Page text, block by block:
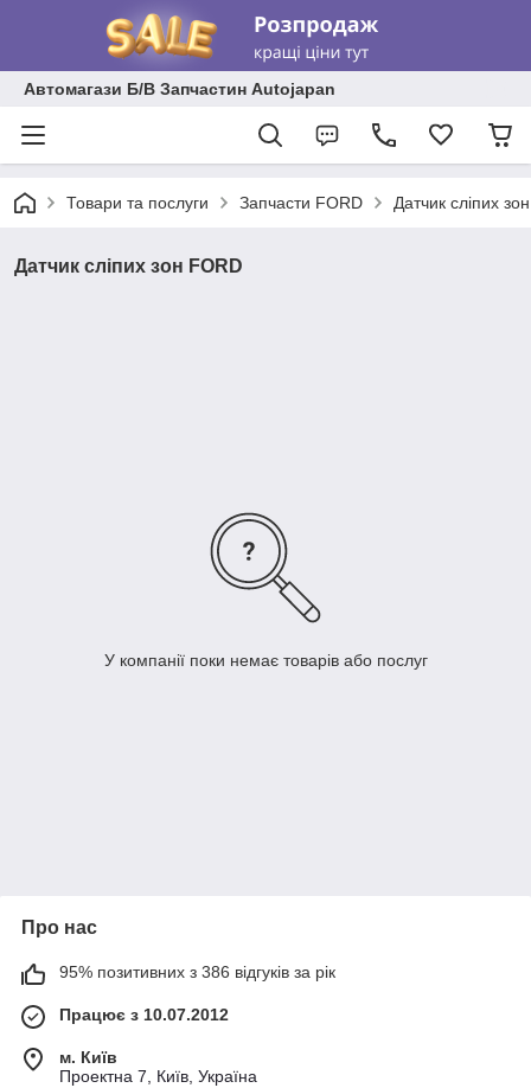
Автомагази Б/В Запчастин Autojapan
Товари та послуги Запчасти FORD Датчик сліпих
Датчик сліпих зон FORD
У компанії поки немає товарів або послуг
Про нас
95% позитивних з 386 відгуків за рік
Працює з 10.07.2012
м. Київ
Проектна 7, Київ, Україна